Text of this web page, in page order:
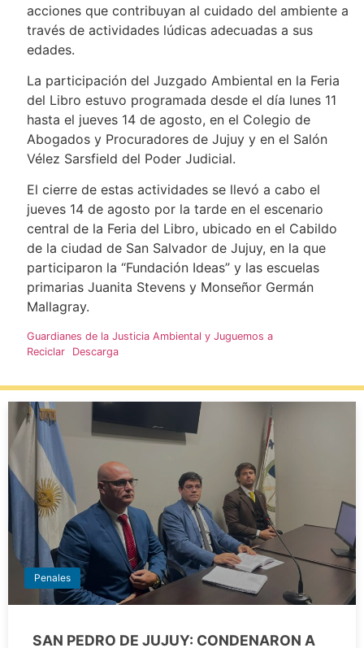
acciones que contribuyan al cuidado del ambiente a
través de actividades lúdicas adecuadas a sus
edades.
La participación del Juzgado Ambiental en la Feria
del Libro estuvo programada desde el día lunes 11
hasta el jueves 14 de agosto, en el Colegio de
Abogados y Procuradores de Jujuy y en el Salón
Vélez Sarsfield del Poder Judicial.
El cierre de estas actividades se llevó a cabo el
jueves 14 de agosto por la tarde en el escenario
central de la Feria del Libro, ubicado en el Cabildo
de la ciudad de San Salvador de Jujuy, en la que
participaron la “Fundación Ideas” y las escuelas
primarias Juanita Stevens y Monseñor Germán
Mallagray.
Guardianes de la Justicia Ambiental y Juguemos a
Reciclar
Descarga
Penales
SAN PEDRO DE JUJUY: CONDENARON A